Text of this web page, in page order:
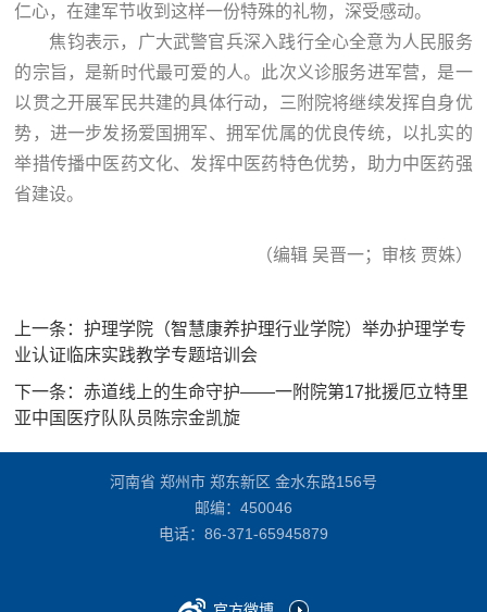
仁心，在建军节收到这样一份特殊的礼物，深受感动。
焦钧表示，广大武警官兵深入践行全心全意为人民服务
的宗旨，是新时代最可爱的人。此次义诊服务进军营，是一
以贯之开展军民共建的具体行动，三附院将继续发挥自身优
势，进一步发扬爱国拥军、拥军优属的优良传统，以扎实的
举措传播中医药文化、发挥中医药特色优势，助力中医药强
省建设。
（编辑 吴晋一；审核 贾姝）
上一条：护理学院（智慧康养护理行业学院）举办护理学专
业认证临床实践教学专题培训会
下一条：赤道线上的生命守护——一附院第17批援厄立特里
亚中国医疗队队员陈宗金凯旋
河南省 郑州市 郑东新区 金水东路156号
邮编：450046
电话： 86-371-65945879